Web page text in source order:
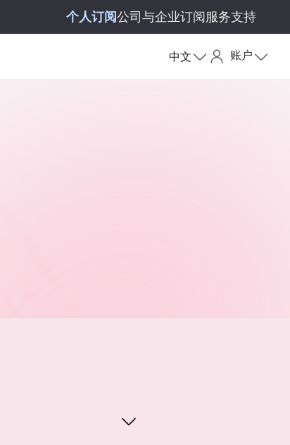
个人订阅公司与企业订阅服务支持
中文 账户